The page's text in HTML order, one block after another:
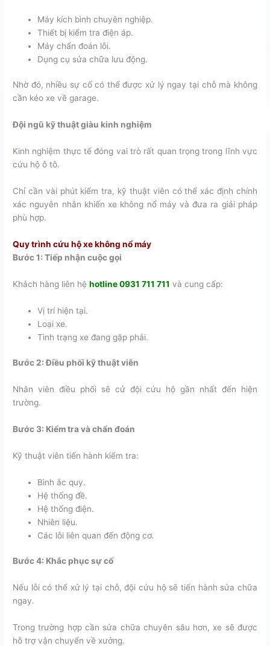
Máy kích bình chuyên nghiệp.
Thiết bị kiểm tra điện áp.
Máy chẩn đoán lỗi.
Dụng cụ sửa chữa lưu động.
Nhờ đó, nhiều sự cố có thể được xử lý ngay tại chỗ mà không
cần kéo xe về garage.
Đội ngũ kỹ thuật giàu kinh nghiệm
Kinh nghiệm thực tế đóng vai trò rất quan trọng trong lĩnh vực
cứu hộ ô tô.
Chỉ cần vài phút kiểm tra, kỹ thuật viên có thể xác định chính
xác nguyên nhân khiến xe không nổ máy và đưa ra giải pháp
phù hợp.
Quy trình cứu hộ xe không nổ máy
Bước 1: Tiếp nhận cuộc gọi
Khách hàng liên hệhotline 0931 711 711 và cung cấp:
Vị trí hiện tại.
Loại xe.
Tình trạng xe đang gặp phải.
Bước 2: Điều phối kỹ thuật viên
Nhân viên điều phối sẽ cử đội cứu hộ gần nhất đến hiện
trường.
Bước 3: Kiểm tra và chẩn đoán
Kỹ thuật viên tiến hành kiểm tra:
Bình ắc quy.
Hệ thống đề.
Hệ thống điện.
Nhiên liệu.
Các lỗi liên quan đến động cơ.
Bước 4: Khắc phục sự cố
Nếu lỗi có thể xử lý tại chỗ, đội cứu hộ sẽ tiến hành sửa chữa
ngay.
Trong trường hợp cần sửa chữa chuyên sâu hơn, xe sẽ được
hỗ trợ vận chuyển về xưởng.